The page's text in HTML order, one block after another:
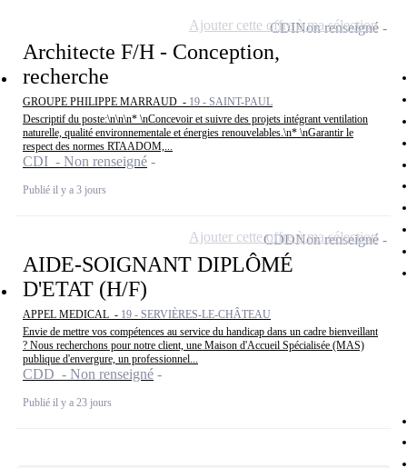
Architecte F/H - Conception,
recherche
GROUPE PHILIPPE MARRAUD - 19 - SAINT-PAUL
Descriptif du poste:\n\n\n* \nConcevoir et suivre des projets intégrant ventilation
naturelle, qualité environnementale et énergies renouvelables.\n* \nGarantir le
respect des normes RTAADOM,...
CDI - Non renseigné
Publié il y a 3 jours
CDINon renseigné
Ajouter cette offre à ma sélection
AIDE-SOIGNANT DIPLÔMÉ
D'ETAT (H/F)
APPEL MEDICAL - 19 - SERVIÈRES-LE-CHÂTEAU
Envie de mettre vos compétences au service du handicap dans un cadre bienveillant
? Nous recherchons pour notre client, une Maison d'Accueil Spécialisée (MAS)
publique d'envergure, un professionnel...
CDD - Non renseigné
Publié il y a 23 jours
CDDNon renseigné
Ajouter cette offre à ma sélection